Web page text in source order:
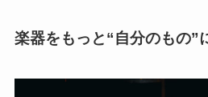
楽器をもっと“自分のもの”